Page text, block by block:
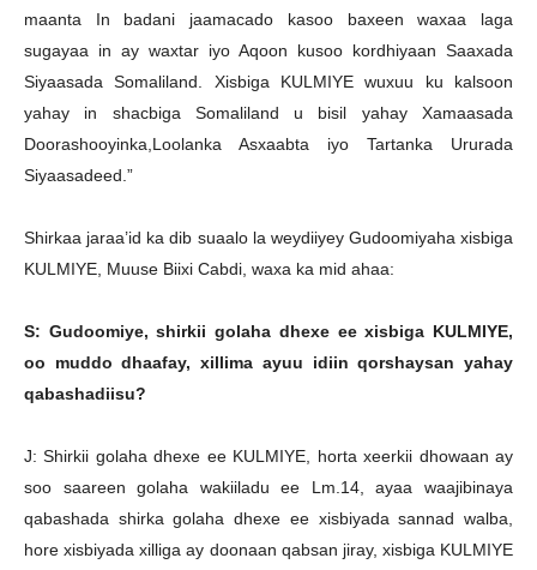
maanta In badani jaamacado kasoo baxeen waxaa laga
sugayaa in ay waxtar iyo Aqoon kusoo kordhiyaan Saaxada
Siyaasada Somaliland. Xisbiga KULMIYE wuxuu ku kalsoon
yahay in shacbiga Somaliland u bisil yahay Xamaasada
Doorashooyinka,Loolanka Asxaabta iyo Tartanka Ururada
Siyaasadeed.”
Shirkaa jaraa’id ka dib suaalo la weydiiyey Gudoomiyaha xisbiga
KULMIYE, Muuse Biixi Cabdi, waxa ka mid ahaa:
S: Gudoomiye, shirkii golaha dhexe ee xisbiga KULMIYE,
oo muddo dhaafay, xillima ayuu idiin qorshaysan yahay
qabashadiisu?
J: Shirkii golaha dhexe ee KULMIYE, horta xeerkii dhowaan ay
soo saareen golaha wakiiladu ee Lm.14, ayaa waajibinaya
qabashada shirka golaha dhexe ee xisbiyada sannad walba,
hore xisbiyada xilliga ay doonaan qabsan jiray, xisbiga KULMIYE